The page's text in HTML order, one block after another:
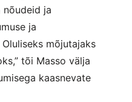
ja
ja
mõjutajaks
tõi Masso välja
kaasnevate